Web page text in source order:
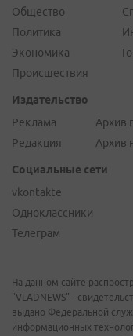
Общество
Политика
Экономика
Происшествия
Издательство
Реклама
Редакция
Архив
Архив
Социальные сети
vkontakte
Одноклассники
Телеграм
На данном сайте
"VLADNEWS" -
выдано Федеральной
информационных